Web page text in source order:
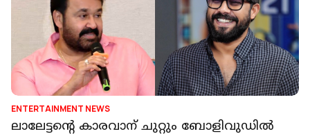
ENTERTAINMENT NEWS
ലാലേട്ടന്റെ കാരവാന് ചുറ്റും ബോളിവുഡിൽ